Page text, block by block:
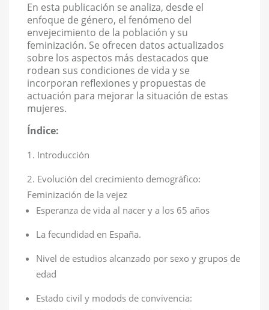
En esta publicación se analiza, desde el
enfoque de género, el fenómeno del
envejecimiento de la población y su
feminización. Se ofrecen datos actualizados
sobre los aspectos más destacados que
rodean sus condiciones de vida y se
incorporan reflexiones y propuestas de
actuación para mejorar la situación de estas
mujeres.
Índice:
Introducción
Evolución del crecimiento demográfico:
Feminización de la vejez
Esperanza de vida al nacer y a los 65 años
La fecundidad en España.
Nivel de estudios alcanzado por sexo y grupos de
edad
Estado civil y modods de convivencia: